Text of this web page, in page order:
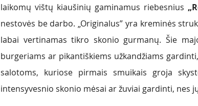
laikomų vištų kiaušinių gaminamus riebesnius
nestovės be darbo. „Originalus” yra kreminės
labai vertinamas tikro skonio gurmanų. Šie
burgeriams ar pikantiškiems užkandžiams
salotoms, kuriose pirmais smuikais groja
intensyvesnio skonio mėsai ar žuviai gardinti, nes